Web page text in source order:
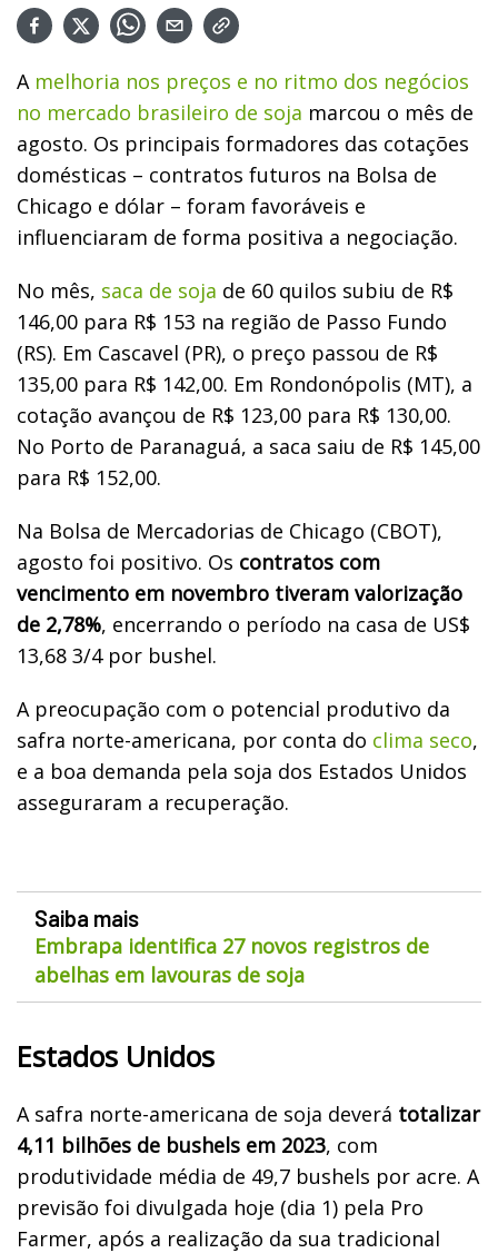
A melhoria nos preços e no ritmo dos negócios
no mercado brasileiro de soja marcou o mês de
agosto. Os principais formadores das cotações
domésticas – contratos futuros na Bolsa de
Chicago e dólar – foram favoráveis e
influenciaram de forma positiva a negociação.
No mês, saca de soja de 60 quilos subiu de R$
146,00 para R$ 153 na região de Passo Fundo
(RS). Em Cascavel (PR), o preço passou de R$
135,00 para R$ 142,00. Em Rondonópolis (MT), a
cotação avançou de R$ 123,00 para R$ 130,00.
No Porto de Paranaguá, a saca saiu de R$ 145,00
para R$ 152,00.
Na Bolsa de Mercadorias de Chicago (CBOT),
agosto foi positivo. Os contratos com
vencimento em novembro tiveram valorização
de 2,78%, encerrando o período na casa de US$
13,68 3/4 por bushel.
A preocupação com o potencial produtivo da
safra norte-americana, por conta do clima seco,
e a boa demanda pela soja dos Estados Unidos
asseguraram a recuperação.
Saiba mais
Embrapa identifica 27 novos registros de
abelhas em lavouras de soja
Estados Unidos
A safra norte-americana de soja deverá totalizar
4,11 bilhões de bushels em 2023, com
produtividade média de 49,7 bushels por acre. A
previsão foi divulgada hoje (dia 1) pela Pro
Farmer, após a realização da sua tradicional